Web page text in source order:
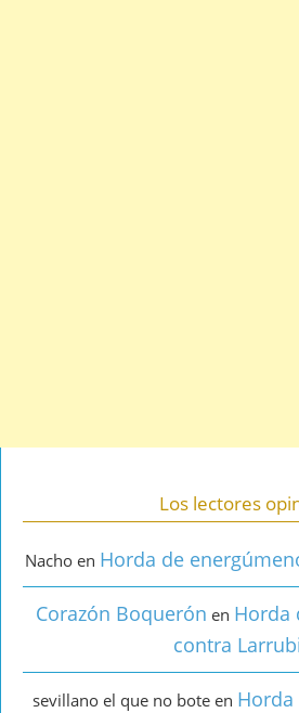
Los lectores
Nacho en Horda de
Corazón Boquerón en Horda
contra
sevillano el que no bote en